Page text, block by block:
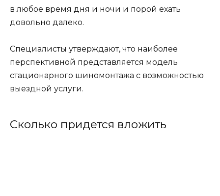
в любое время дня и ночи и порой ехать
довольно далеко.
Специалисты утверждают, что наиболее
перспективной представляется модель
стационарного шиномонтажа с возможностью
выездной услуги.
Сколько придется вложить